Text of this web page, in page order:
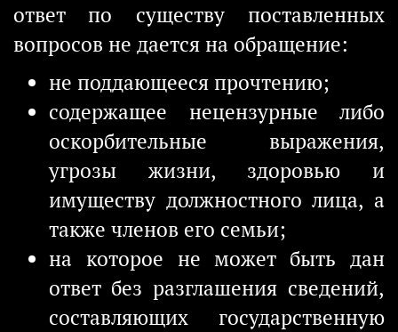
ответ по существу поставленных
вопросов не дается на обращение:
не поддающееся прочтению;
содержащее нецензурные либо
оскорбительные выражения,
угрозы жизни, здоровью и
имуществу должностного лица, а
также членов его семьи;
на которое не может быть дан
ответ без разглашения сведений,
составляющих государственную